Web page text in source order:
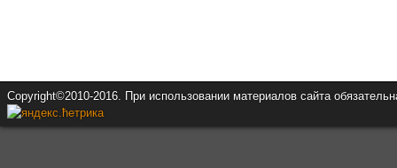
Copyright©2010-2016. При использовании материалов сайта